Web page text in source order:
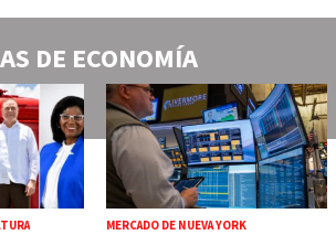
DE ECONOMÍA
MERCADO DE NUEVA YORK